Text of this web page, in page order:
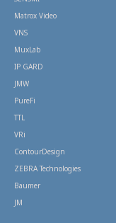
Matrox Video
VNS
MuxLab
IP GARD
JMW
PureFi
TTL
VRi
ContourDesign
ZEBRA Technologies
Baumer
JM